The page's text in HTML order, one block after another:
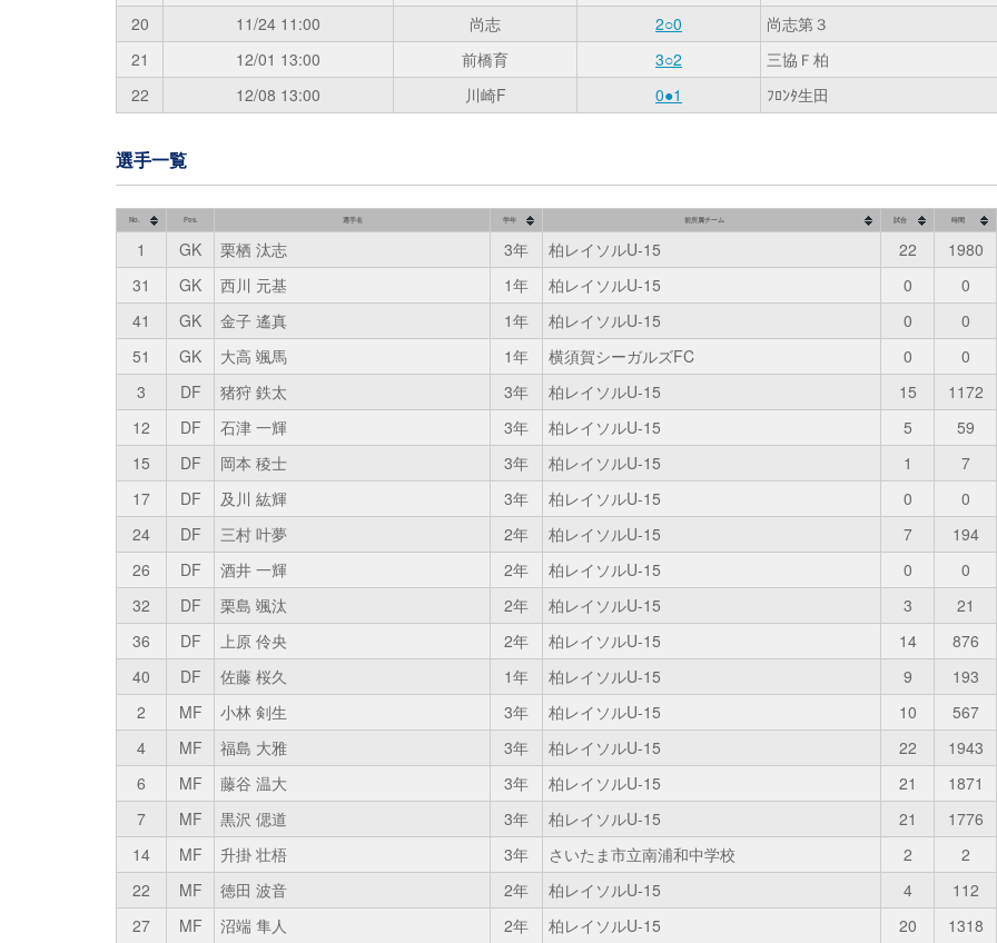
20
11/24 11:00 尚志 2○0
尚志第３
21
12/01 13:00 前橋育 3○2
三協Ｆ柏
22
12/08 13:00 川崎F 0●1 ﾌﾛﾝﾀ生田
選手一覧
No. Pos. 選手名 学年 前所属チーム 試合 時間
1 GK 栗栖 汰志 3年 柏レイソルU-15 22 1980
31
GK 西川 元基 1年 柏レイソルU-15 0 0
41
GK 金子 遙真 1年 柏レイソルU-15 0 0
51
GK 大高 颯馬 1年 横須賀シーガルズFC 0 0
3
DF 猪狩 鉄太 3年 柏レイソルU-15 15 1172
12
DF 石津 一輝 3年 柏レイソルU-15 5 59
15
DF 岡本 稜士 3年 柏レイソルU-15 1 7
17
DF 及川 紘輝 3年 柏レイソルU-15 0 0
24
DF 三村 叶夢 2年 柏レイソルU-15 7 194
26
DF 酒井 一輝 2年 柏レイソルU-15 0 0
32
DF 栗島 颯汰 2年 柏レイソルU-15 3 21
36
DF 上原 伶央 2年 柏レイソルU-15 14 876
40
DF 佐藤 桜久 1年 柏レイソルU-15 9 193
2
MF 小林 剣生 3年 柏レイソルU-15 10 567
4
MF 福島 大雅 3年 柏レイソルU-15 22 1943
6
MF 藤谷 温大 3年 柏レイソルU-15 21 1871
7
MF 黒沢 偲道 3年 柏レイソルU-15 21 1776
14
MF 升掛 壮梧 3年 さいたま市立南浦和中学校 2 2
22
MF 徳田 波音 2年 柏レイソルU-15 4 112
27
MF 沼端 隼人 2年 柏レイソルU-15 20 1318